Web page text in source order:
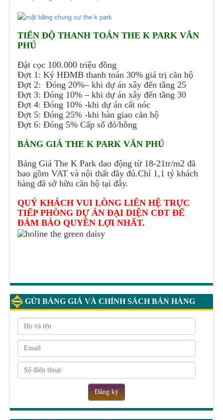
TIẾN ĐỘ THANH TOÁN THE K PARK VĂN
PHÚ
Đặt cọc 100.000 triệu đồng
Đợt 1: Ký HĐMB thanh toán 30% giá trị căn hộ
Đợt 2: Đóng 20%– khi dự án xây đến tầng 25
Đợt 3: Đóng 10% – khi dự án xây đến tầng 30
Đợt 4: Đóng 10% -khi dự án cất nóc
Đợt 5: Đóng 25% -khi bàn giao căn hộ
Đợt 6: Đóng 5% Cấp sổ đỏ/hồng
BẢNG GIÁ THE K PARK VĂN PHÚ
Bảng Giá The K Park dao động từ 18-21tr/m2 đã
bao gồm VAT và nội thất đầy đủ.Chỉ 1,1 tỷ khách
hàng đã sở hữu căn hộ tại đây.
QUÝ KHÁCH VUI LÒNG LIÊN HỆ TRỰC
TIẾP PHÒNG DỰ ÁN ĐẠI DIỆN CĐT ĐỂ
ĐẢM BẢO QUYỀN LỢI NHẤT.
GỬI BẢNG GIÁ VÀ CHÍNH SÁCH BÁN HÀNG
Đăng ký